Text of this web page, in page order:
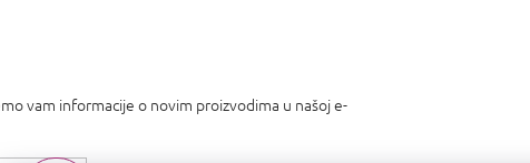
vam informacije o novim proizvodima u našoj e-